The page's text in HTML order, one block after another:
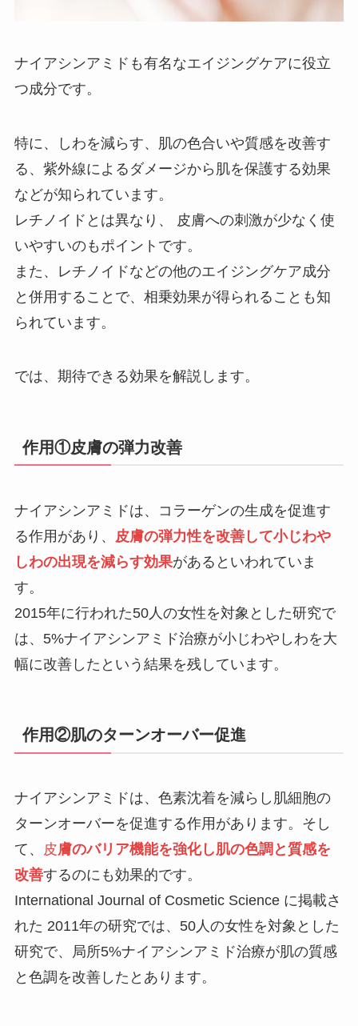
ナイアシンアミドも有名なエイジングケアに役立
つ成分です。
特に、しわを減らす、肌の色合いや質感を改善す
る、紫外線によるダメージから肌を保護する効果
などが知られています。
レチノイドとは異なり、 皮膚への刺激が少なく使
いやすいのもポイントです。
また、レチノイドなどの他のエイジングケア成分
と併用することで、相乗効果が得られることも知
られています。
では、期待できる効果を解説します。
作用①皮膚の弾力改善
ナイアシンアミドは、コラーゲンの生成を促進す
る作用があり、
皮膚の弾力性を改善して小じわや
しわの出現を減らす効果があるといわれていま
す。
2015年に行われた50人の女性を対象とした研究で
は、5%ナイアシンアミド治療が小じわやしわを大
幅に改善したという結果を残しています。
作用②肌のターンオーバー促進
ナイアシンアミドは、色素沈着を減らし肌細胞の
ターンオーバーを促進する作用があります。そし
て、
皮膚のバリア機能を強化し肌の色調と質感を
改善するのにも効果的です。
International Journal of Cosmetic Science に掲載さ
れた 2011年の研究では、50人の女性を対象とした
研究で、局所5%ナイアシンアミド治療が肌の質感
と色調を改善したとあります。